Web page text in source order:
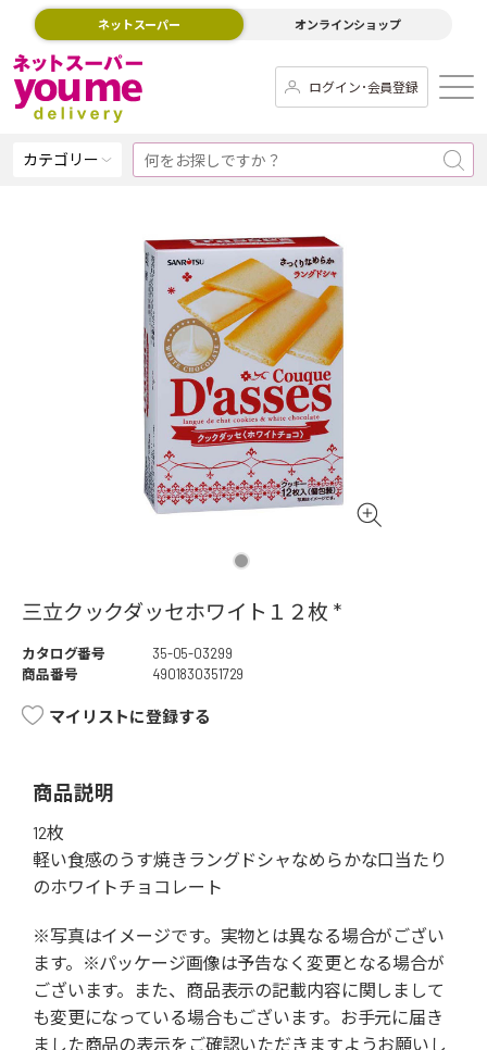
ネットスーパー オンラインショップ
ログイン･会員登録
カテゴリー
三立クックダッセホワイト１２枚 *
カタログ番号
35-05-03299
商品番号
4901830351729
マイリストに登録する
商品説明
12枚
軽い食感のうす焼きラングドシャなめらかな口当たり
のホワイトチョコレート
※写真はイメージです。実物とは異なる場合がござい
ます。※パッケージ画像は予告なく変更となる場合が
ございます。また、商品表示の記載内容に関しまして
も変更になっている場合もございます。お手元に届き
ました商品の表示をご確認いただきますようお願いし